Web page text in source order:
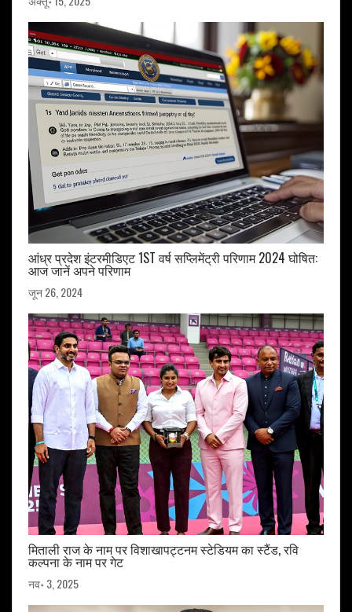
आंध्र प्रदेश इंटरमीडिएट 1ST वर्ष सप्लिमेंट्री परिणाम 2024 घोषित:
आज जानें अपने परिणाम
जून 26, 2024
मिताली राज के नाम पर विशाखापट्टनम स्टेडियम का स्टैंड, रवि
कल्पना के नाम पर गेट
नव॰ 3, 2025